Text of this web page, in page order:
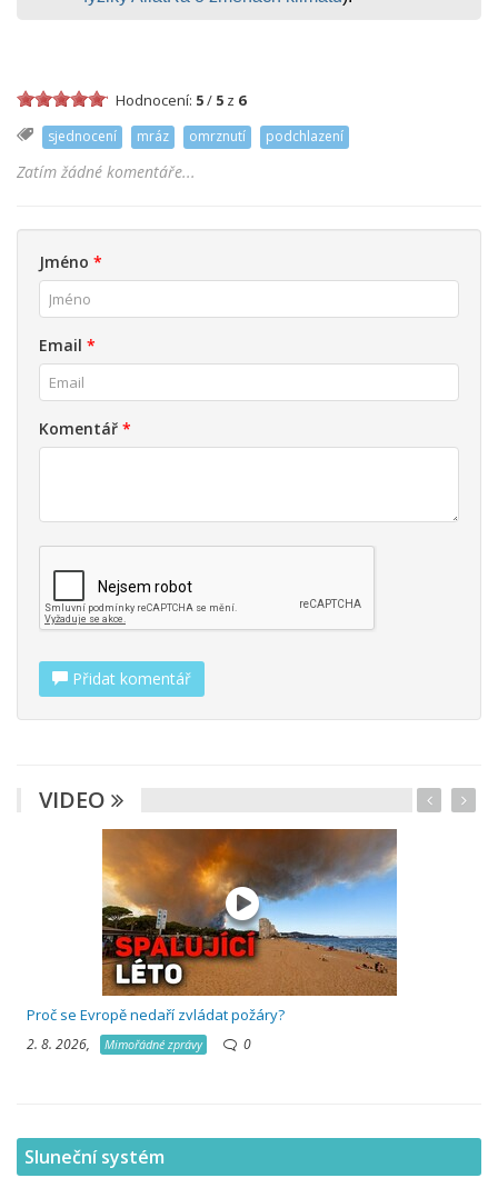
Hodnocení: 5/ 5 z 6
sjednocení mráz omrznutí podchlazení
Zatím žádné komentáře...
Jméno *
Email *
Komentář *
Přidat komentář
VIDEO
Proč se Evropě nedaří zvládat požáry?
2. 8. 2026, Mimořádné zprávy 0
Sluneční systém